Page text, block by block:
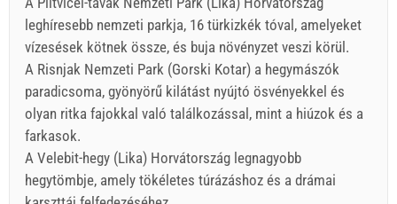
leghíresebb nemzeti parkja, 16 türkizkék tóval, amelyeket
vízesések kötnek össze, és buja növényzet veszi körül.
A Risnjak Nemzeti Park (Gorski Kotar) a hegymászók
paradicsoma, gyönyörű kilátást nyújtó ösvényekkel és
olyan ritka fajokkal való találkozással, mint a hiúzok és a
farkasok.
A Velebit-hegy (Lika) Horvátország legnagyobb
hegytömbje, amely tökéletes túrázáshoz és a drámai